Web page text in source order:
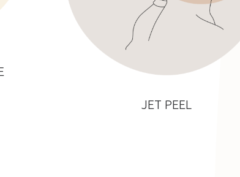
JET PEEL